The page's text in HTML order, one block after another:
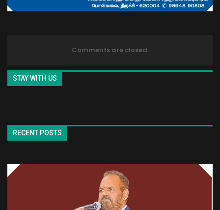
Comments are closed.
STAY WITH US
RECENT POSTS